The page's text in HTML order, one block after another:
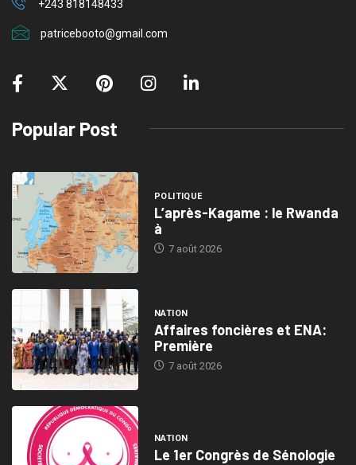
+243 818148433
patricebooto@gmail.com
Popular Post
POLITIQUE
L’après-Kagame : le Rwanda
à
7 août 2026
NATION
Affaires foncières et ENA:
Première
7 août 2026
NATION
Le 1er Congrès de Sénologie